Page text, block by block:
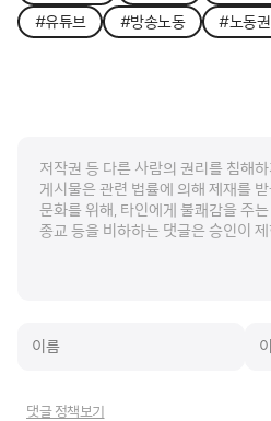
#유튜브
#방송노동 #노동권
댓글 정책보기